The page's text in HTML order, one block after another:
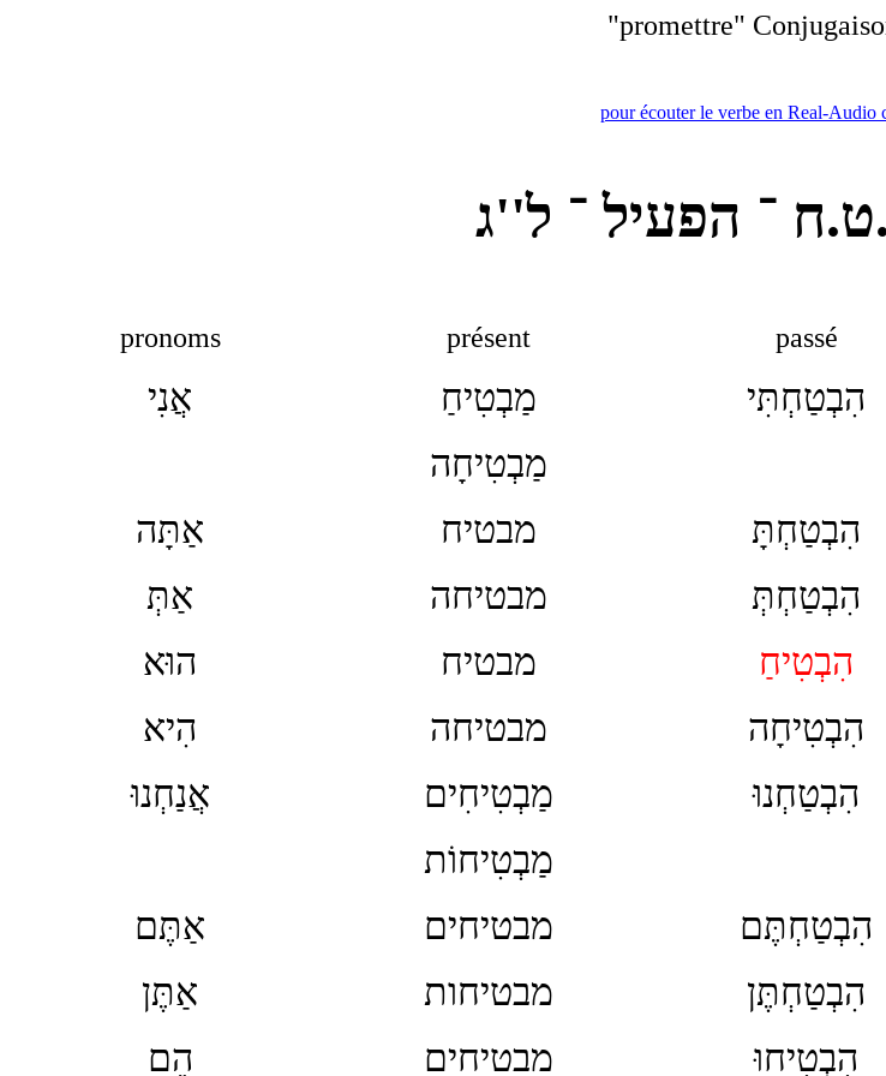
"
promettre
"
pour écouter le verbe en Real-Audio
־ הפעיל ־ ל''ג
passé
présent
pronoms
הִבְטַחְתִּי מַבְטִיחַ
אֲנִי
מַבְטִיחָה
הִבְטַחְתָּ מבטיח
אַתָּה
הִבְטַחְתְּ מבטיחה
אַתְּ
הִבְטִיחַ מבטיח
הוּא
הִבְטִיחָה מבטיחה
הִיא
הִבְטַחְנוּ מַבְטִיחִים
אֲנַחְנוּ
מַבְטִיחוֹת
הִבְטַחְתֶּם מבטיחים
אַתֶּם
הִבְטַחְתֶּן מבטיחות
אַתֶּן
הִבְטִיחוּ מבטיחים
הֵם